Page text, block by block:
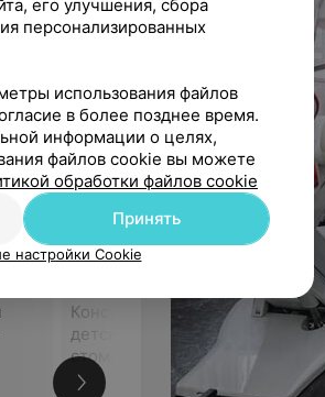
в
Все фото
Все цены
Консультация
детского
стоматолога
его улучшения, сбора
персонализированных
использования файлов
в более позднее время.
информации о целях,
файлов cookie вы можете
обработки файлов cookie
Принять
настройки Cookie